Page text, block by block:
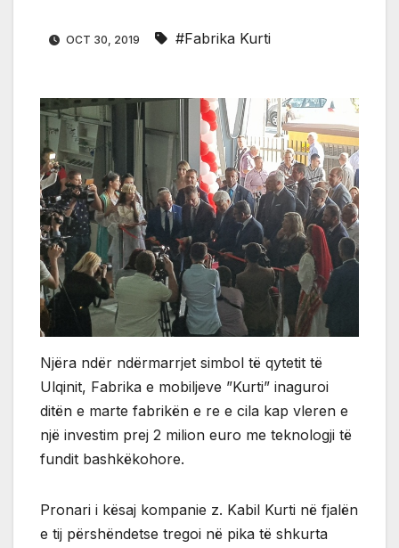
OCT 30, 2019 #Fabrika Kurti
Njëra ndër ndërmarrjet simbol të qytetit të
Ulqinit, Fabrika e mobiljeve ”Kurti” inaguroi
ditën e marte fabrikën e re e cila kap vleren e
një investim prej 2 milion euro me teknologji të
fundit bashkëkohore.
Pronari i kësaj kompanie z. Kabil Kurti në fjalën
e tij përshëndetse tregoi në pika të shkurta